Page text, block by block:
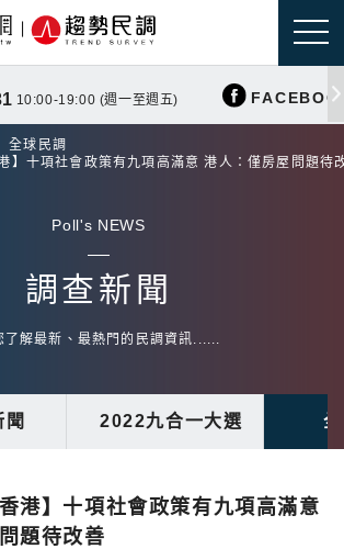
10:00-19:00 (週一至週五)
全球民調
】十項社會政策有九項高滿意 港人：僅房屋問題待
Poll's NEWS
調查新聞
了解最新、最熱門的民調資訊......
聞 2022九合一大選
港】十項社會政策有九項高滿意
題待改善